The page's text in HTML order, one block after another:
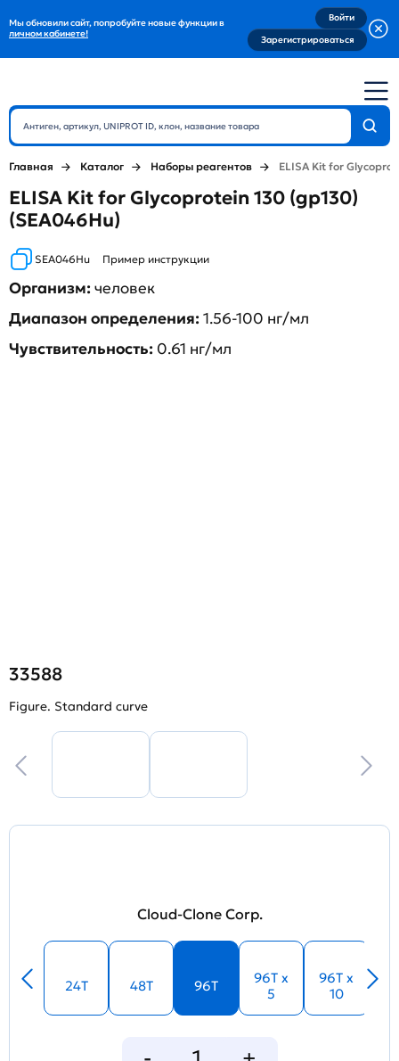
Мы обновили сайт, попробуйте новые функции в
личном кабинете!
Войти
Зарегистрироваться
Главная Каталог Наборы реагентов ELISA Kit for
ELISA Kit for Glycoprotein 130 (gp130)
(SEA046Hu)
SEA046Hu Пример инструкции
Организм:человек
Диапазон определения:1.56-100 нг/мл
Чувствительность: 0.61 нг/мл
33588
Figure. Standard curve
Cloud-Clone Corp.
24T 48T 96T
96T x
5
96T x
10